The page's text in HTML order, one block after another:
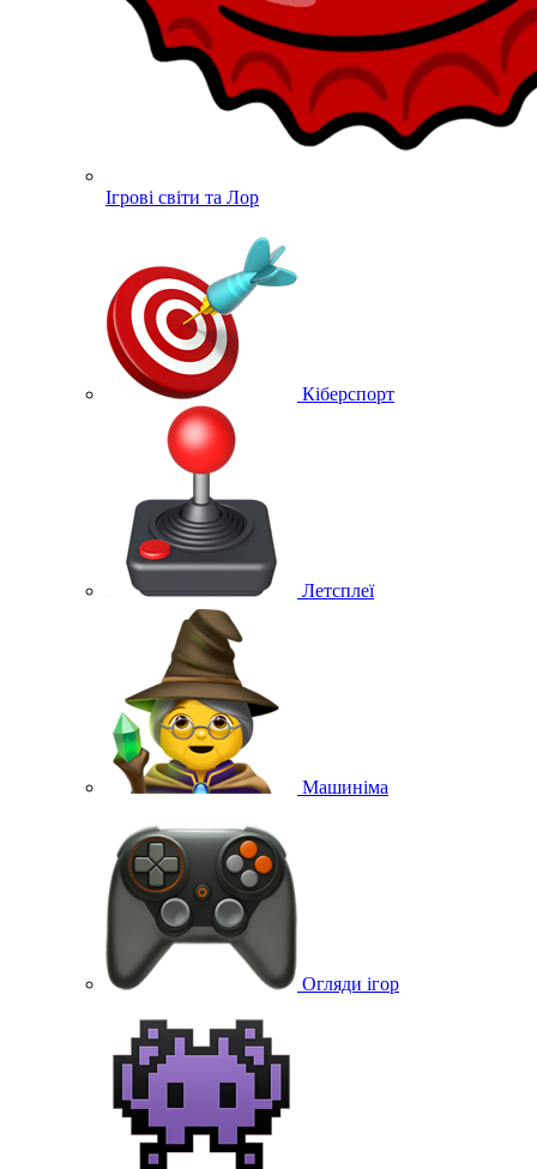
Ігрові світи та Лор
Кіберспорт
Летсплеї
Машиніма
Огляди ігор